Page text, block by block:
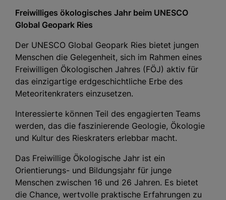
Freiwilliges ökologisches Jahr beim UNESCO
Global Geopark Ries
Der UNESCO Global Geopark Ries bietet jungen
Menschen die Gelegenheit, sich im Rahmen eines
Freiwilligen Ökologischen Jahres (FÖJ) aktiv für
das einzigartige erdgeschichtliche Erbe des
Meteoritenkraters einzusetzen.
Interessierte können Teil des engagierten Teams
werden, das die faszinierende Geologie, Ökologie
und Kultur des Rieskraters erlebbar macht.
Das Freiwillige Ökologische Jahr ist ein
Orientierungs- und Bildungsjahr für junge
Menschen zwischen 16 und 26 Jahren. Es bietet
die Chance, wertvolle praktische Erfahrungen zu